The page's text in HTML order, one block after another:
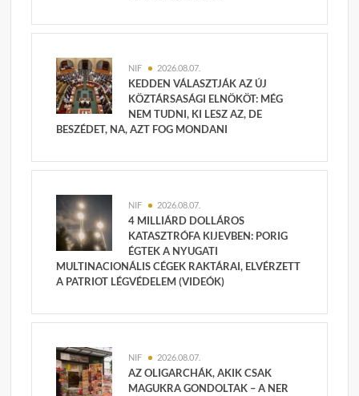
NIF 2026.08.07.
KEDDEN VÁLASZTJÁK AZ ÚJ
KÖZTÁRSASÁGI ELNÖKÖT: MÉG
NEM TUDNI, KI LESZ AZ, DE
BESZÉDET, NA, AZT FOG MONDANI
NIF 2026.08.07.
4 MILLIÁRD DOLLÁROS
KATASZTRÓFA KIJEVBEN: PORIG
ÉGTEK A NYUGATI
MULTINACIONÁLIS CÉGEK RAKTÁRAI, ELVÉRZETT
A PATRIOT LÉGVÉDELEM (VIDEÓK)
NIF 2026.08.07.
AZ OLIGARCHÁK, AKIK CSAK
MAGUKRA GONDOLTAK – A NER